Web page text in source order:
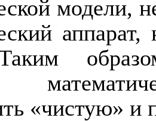
модели,
«чистую» и